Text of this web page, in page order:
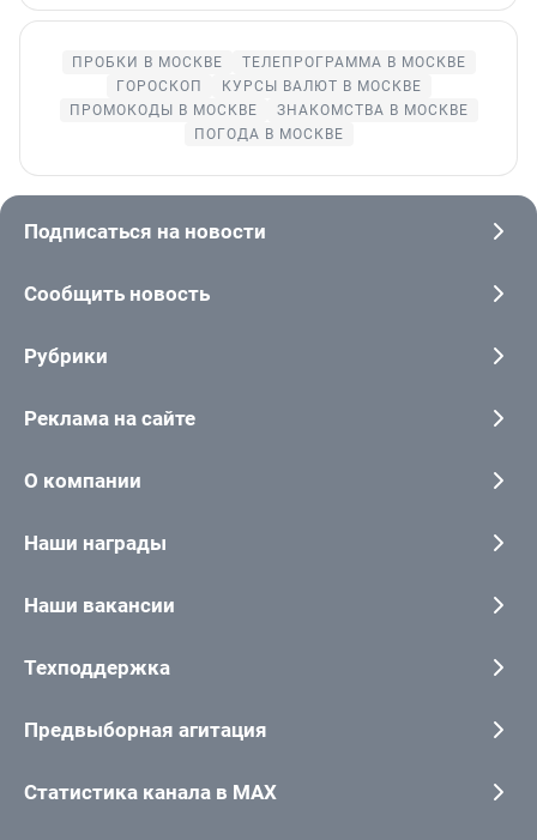
ПРОБКИ В МОСКВЕ
ТЕЛЕПРОГРАММА В МОСКВЕ
ГОРОСКОП
КУРСЫ ВАЛЮТ В МОСКВЕ
ПРОМОКОДЫ В МОСКВЕ
ЗНАКОМСТВА В МОСКВЕ
ПОГОДА В МОСКВЕ
Подписаться на новости
Сообщить новость
Рубрики
Реклама на сайте
О компании
Наши награды
Наши вакансии
Техподдержка
Предвыборная агитация
Статистика канала в MAX